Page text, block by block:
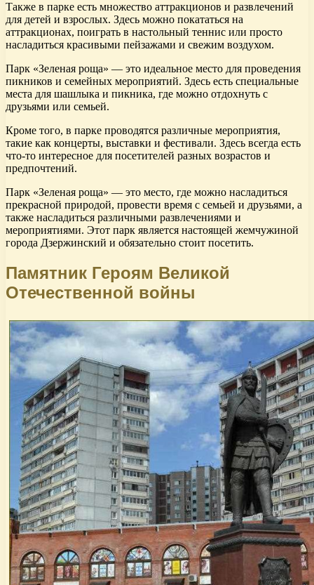
Также в парке есть множество аттракционов и развлечений
для детей и взрослых. Здесь можно покататься на
аттракционах, поиграть в настольный теннис или просто
насладиться красивыми пейзажами и свежим воздухом.
Парк «Зеленая роща» — это идеальное место для проведения
пикников и семейных мероприятий. Здесь есть специальные
места для шашлыка и пикника, где можно отдохнуть с
друзьями или семьей.
Кроме того, в парке проводятся различные мероприятия,
такие как концерты, выставки и фестивали. Здесь всегда есть
что-то интересное для посетителей разных возрастов и
предпочтений.
Парк «Зеленая роща» — это место, где можно насладиться
прекрасной природой, провести время с семьей и друзьями, а
также насладиться различными развлечениями и
мероприятиями. Этот парк является настоящей жемчужиной
города Дзержинский и обязательно стоит посетить.
Памятник Героям Великой
Отечественной войны